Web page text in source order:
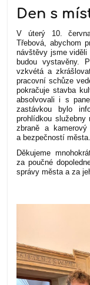
Den s
V úterý 10.
Třebová, abychom
návštěvy jsme viděli
budou vystavěny.
vzkvétá a
pracovní schůze
pokračuje stavba
absolvovali i s
zastávkou bylo
prohlídkou
zbraně a
a bezpečností města.
Děkujeme
za poučné
správy města a za